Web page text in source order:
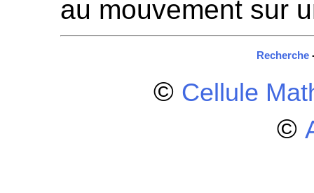
au mouvement sur
Recherche
© Cellule
©